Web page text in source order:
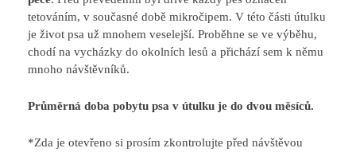
tetováním, v současné době mikročipem. V této části útulku
je život psa už mnohem veselejší. Proběhne se ve výběhu,
chodí na vycházky do okolních lesů a přichází sem k němu
mnoho návštěvníků.
Průměrná doba pobytu psa v útulku je do dvou měsíců.
*Zda je otevřeno si prosím zkontrolujte před návštěvou